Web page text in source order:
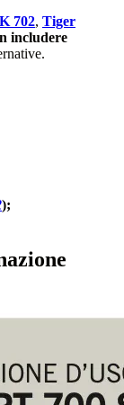
702, Tiger
includere
);